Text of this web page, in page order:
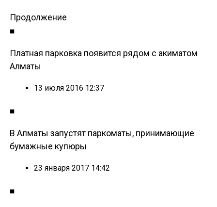
Продолжение
■
Платная парковка появится рядом с акиматом
Алматы
13 июля 2016 12:37
■
В Алматы запустят паркоматы, принимающие
бумажные купюры
23 января 2017 14:42
■